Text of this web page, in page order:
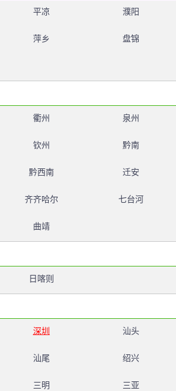
平凉 濮阳
萍乡 盘锦
衢州 泉州
钦州 黔南
黔西南 迁安
齐齐哈尔 七台河
曲靖
日喀则
深圳 汕头
汕尾 绍兴
三明 三亚